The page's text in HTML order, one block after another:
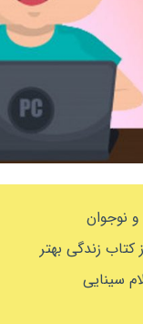
و نوجوان
کتاب زندگی بهتر
سینایی